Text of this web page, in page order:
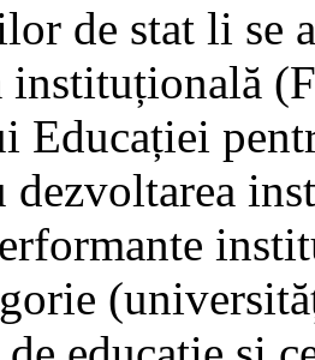
de stat li se
instituțională
Educației